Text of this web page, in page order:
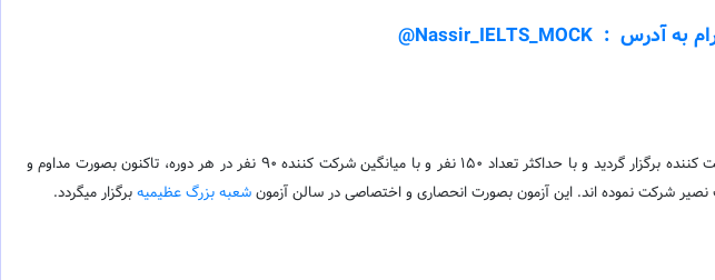
طرح آزمون اختصاصی ماک نصیر از فروردین ماه سال 1396 آغاز گردید. اولین دوره این آزمون در خرداد سال 1396 با 33 نفر شرکت کننده برگزار گردید و با حداکثر تعداد 150 نفر و با میانگین شرکت کننده 90 نفر در هر دوره، تاکنون بصورت مداوم و
شرکت نموده اند. این آزمون بصورت انحصاری و اختصاصی در سالن آزمونشعبه بزرگ عظیمیهبرگزار میگردد.